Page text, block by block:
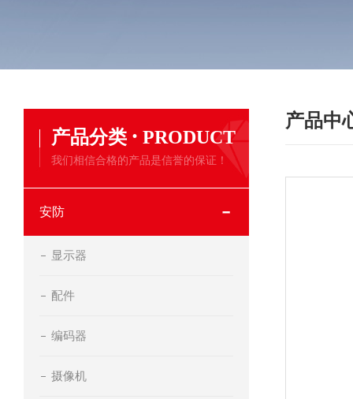
产品分类 · PRODUCT
我们相信合格的产品是信誉的保证！
安防
显示器
配件
编码器
摄像机
产品中